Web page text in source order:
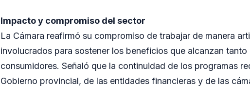
Impacto y compromiso del sector
La Cámara reafirmó su compromiso de trabajar de manera
involucrados para sostener los beneficios que alcanzan
consumidores. Señaló que la continuidad de los programas
Gobierno provincial, de las entidades financieras y de las